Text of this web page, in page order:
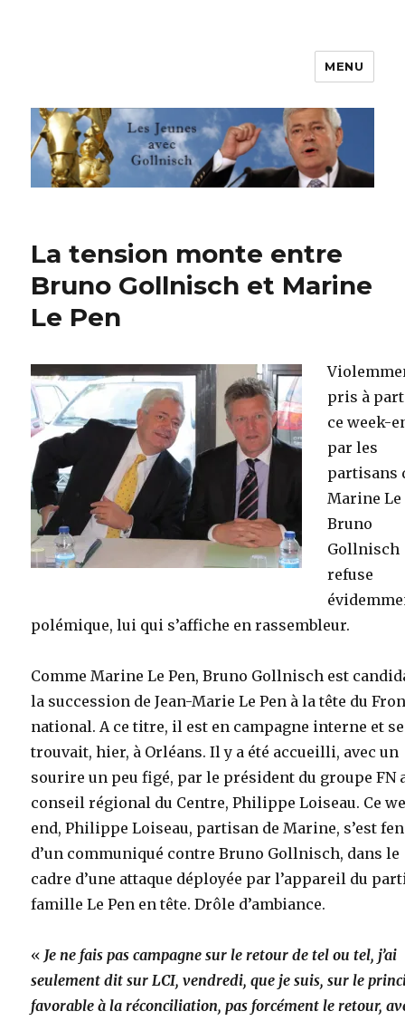
Les jeunes avec Gollnisch
MENU
La tension monte entre
Bruno Gollnisch et Marine
Le Pen
pris à
ce week-
par les
partisans
Marine Le
Bruno
Gollnisch
refuse
polémique, lui qui s’affiche en rassembleur.
Comme Marine Le Pen, Bruno Gollnisch est
la succession de Jean-Marie Le Pen à la tête du
national. A ce titre, il est en campagne interne et se
trouvait, hier, à Orléans. Il y a été accueilli, avec un
sourire un peu figé, par le président du groupe FN
conseil régional du Centre, Philippe Loiseau. Ce
end, Philippe Loiseau, partisan de Marine, s’est
d’un communiqué contre Bruno Gollnisch, dans le
cadre d’une attaque déployée par l’appareil du
famille Le Pen en tête. Drôle d’ambiance.
« Je ne fais pas campagne sur le retour de tel ou tel, j’ai
seulement dit sur LCI, vendredi, que je suis, sur le
favorable à la réconciliation, pas forcément le retour,